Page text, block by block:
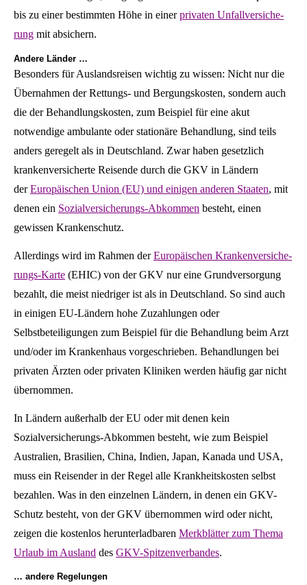
bis zu einer bestimmten Höhe in einerprivaten Unfall­ver­si­che­
rung mit absichern.
Andere Länder …
Besonders für Auslandsreisen wichtig zu wissen: Nicht nur die
Übernahmen der Rettungs- und Bergungskosten, sondern auch
die der Behandlungskosten, zum Beispiel für eine akut
notwendige ambulante oder stationäre Behandlung, sind teils
anders geregelt als in Deutschland. Zwar haben gesetzlich
krankenversicherte Reisende durch die GKV in Ländern
derEuropäischen Union (EU) und einigen anderen Staaten, mit
denen ein Sozialversicherungs-Abkommen besteht, einen
gewissen Krankenschutz.
Allerdings wird im Rahmen derEuropäischen Kranken­ver­si­che­
rungs-Karte (EHIC) von der GKV nur eine Grundversorgung
bezahlt, die meist niedriger ist als in Deutschland. So sind auch
in einigen EU-Ländern hohe Zuzahlungen oder
Selbstbeteiligungen zum Beispiel für die Behandlung beim Arzt
und/oder im Krankenhaus vorgeschrieben. Behandlungen bei
privaten Ärzten oder privaten Kliniken werden häufig gar nicht
übernommen.
In Ländern außerhalb der EU oder mit denen kein
Sozialversicherungs-Abkommen besteht, wie zum Beispiel
Australien, Brasilien, China, Indien, Japan, Kanada und USA,
muss ein Reisender in der Regel alle Krankheitskosten selbst
bezahlen. Was in den einzelnen Ländern, in denen ein GKV-
Schutz besteht, von der GKV übernommen wird oder nicht,
zeigen die kostenlos herunterladbaren Merkblätter zum Thema
Urlaub im Ausland des GKV-Spitzenverbandes.
… andere Regelungen